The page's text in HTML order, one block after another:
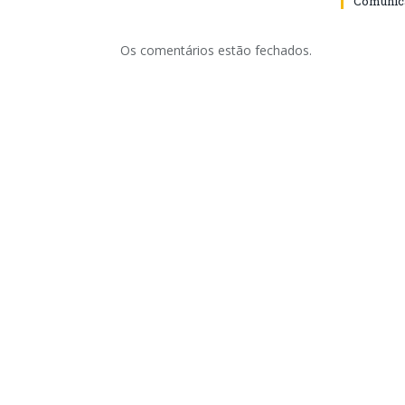
Os comentários estão fechados.